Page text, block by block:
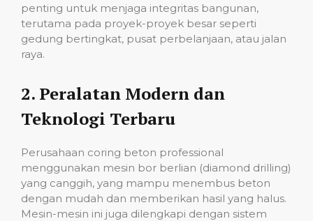
penting untuk menjaga integritas bangunan,
terutama pada proyek-proyek besar seperti
gedung bertingkat, pusat perbelanjaan, atau jalan
raya.
2. Peralatan Modern dan
Teknologi Terbaru
Perusahaan coring beton professional
menggunakan mesin bor berlian (diamond drilling)
yang canggih, yang mampu menembus beton
dengan mudah dan memberikan hasil yang halus.
Mesin-mesin ini juga dilengkapi dengan sistem